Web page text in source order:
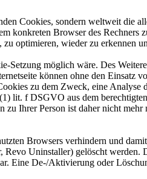
Cookies, sondern weltweit die
konkreten Browser des Rechners
optimieren, wieder zu erkennen
Setzung möglich wäre. Des
können ohne den Einsatz
zu dem Zweck, eine Analyse
lit. f DSGVO aus dem berechtigten
zu Ihrer Person ist daher nicht
Browsers verhindern und
Uninstaller) gelöscht werden.
Eine De-/Aktivierung oder